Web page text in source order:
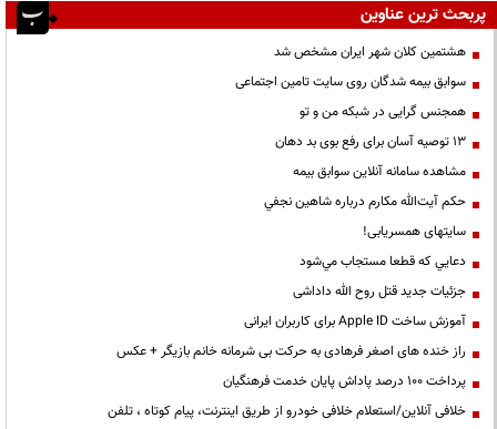
پربحث ترین عناوین
هشتمین کلان شهر ایران مشخص شد
سوابق بیمه شدگان روی سایت تامین اجتماعی
همجنس گرایی در شبکه من و تو
13 توصیه آسان برای رفع بوی بد دهان
مشاهده سامانه آنلاين سوابق بیمه
حكم آيت‌الله مكارم درباره شاهين نجفي
سایتهای همسریابی!
دعايي كه قطعا مستجاب مي‌شود
جزئیات جدید قتل روح الله داداشی
آموزش ساخت Apple ID برای کاربران ایرانی
راز خنده های اصغر فرهادی به حرکت بی شرمانه خانم بازیگر + عکس
پرداخت ۱۰۰ درصد پاداش پایان خدمت فرهنگیان
خلافی آنلاین/استعلام خلافی خودرو از طریق اینترنت، پیام کوتاه ، تلفن